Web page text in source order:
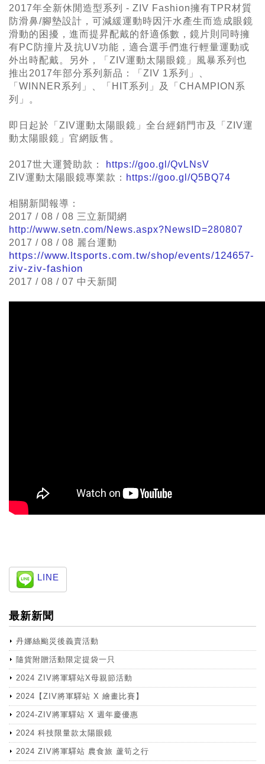
2017年全新休閒造型系列 - ZIV Fashion擁有TPR材質
防滑鼻/腳墊設計，可減緩運動時因汗水產生而造成眼鏡
滑動的困擾，進而提昇配戴的舒適係數，鏡片則同時擁
有PC防撞片及抗UV功能，適合選手們進行輕量運動或
外出時配戴。另外，「 ZIV運動太陽眼鏡 」風暴系列也
推出2017年部分系列新品：「ZIV 1系列」、
「WINNER系列」、「HIT系列」及「CHAMPION系
列」。
即日起於「 ZIV運動太陽眼鏡 」全台經銷門市及「 ZIV運
動太陽眼鏡 」官網販售。
2017世大運贊助款：
https://goo.gl/QvLNsV
ZIV運動太陽眼鏡專業款： https://goo.gl/Q5BQ74
相關新聞報導：
2017 / 08 / 08 三立新聞網
http://www.setn.com/News.aspx?NewsID=280807
2017 / 08 / 08 麗台運動
https://www.ltsports.com.tw/shop/events/124657-
ziv-ziv-fashion
2017 / 08 / 07 中天新聞
LINE
最新新聞
丹娜絲颱災後義賣活動
隨貨附贈活動限定提袋一只
2024 ZIV將軍驛站X母親節活動
2024【ZIV將軍驛站 X 繪畫比賽】
2024-ZIV將軍驛站 X 週年慶優惠
2024 科技限量款太陽眼鏡
2024 ZIV將軍驛站 農食旅 蘆筍之行